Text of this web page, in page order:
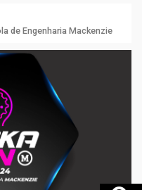
de Engenharia Mackenzie